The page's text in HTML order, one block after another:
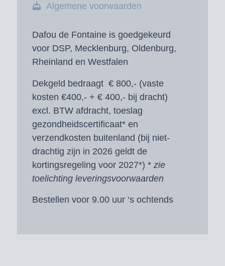
Algemene voorwaarden
Dafou de Fontaine is goedgekeurd
voor DSP, Mecklenburg, Oldenburg,
Rheinland en Westfalen
Dekgeld bedraagt € 800,- (vaste
kosten €400,- + € 400,- bij dracht)
excl. BTW afdracht, toeslag
gezondheidscertificaat* en
verzendkosten buitenland (bij niet-
drachtig zijn in 2026 geldt de
kortingsregeling voor 2027*) * zie
toelichting leveringsvoorwaarden
Bestellen voor 9.00 uur ‘s ochtends